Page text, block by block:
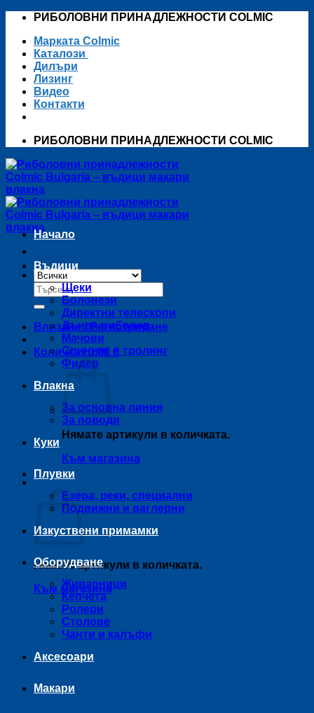
Skip
content
РИБОЛОВНИ ПРИНАДЛЕЖНОСТИ COLMIC
Марката Colmic
Каталози
Дилъри
Лизинг
Видео
Контакти
РИБОЛОВНИ ПРИНАДЛЕЖНОСТИ COLMIC
Търсене
за:
Влизане / Регистриране
Количка /0,00 €
Нямате артикули в количката.
Към магазина
Количка
Нямате артикули в количката.
Към магазина
Начало
Въдици
Щеки
Болонези
Директни телескопи
Дънен риболов
Мачови
Спининг и тролинг
Фидер
Влакна
За основна линия
За поводи
Куки
Плувки
Езера, реки, специални
Подвижни и ваглерни
Изкуствени примамки
Оборудване
Живарници
Кепчета
Ролери
Столове
Чанти и калъфи
Аксесоари
Макари